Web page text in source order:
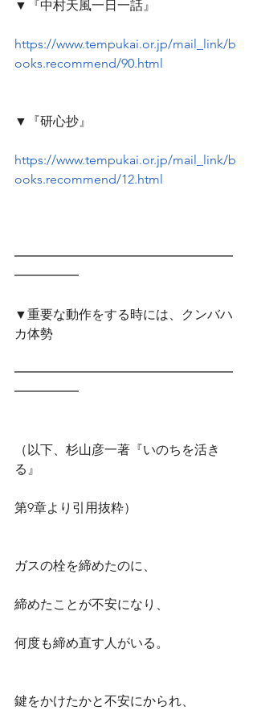
▼『中村天風一日一話』
https://www.tempukai.or.jp/mail_link/b
ooks.recommend/90.html
▼『研心抄』
https://www.tempukai.or.jp/mail_link/b
ooks.recommend/12.html
━━━━━━━━━━━━━━━━━
━━━━━
▼重要な動作をする時には、クンバハ
カ体勢
━━━━━━━━━━━━━━━━━
━━━━━
（以下、杉山彦一著『いのちを活き
る』
第9章より引用抜粋）
ガスの栓を締めたのに、
締めたことが不安になり、
何度も締め直す人がいる。
鍵をかけたかと不安にかられ、